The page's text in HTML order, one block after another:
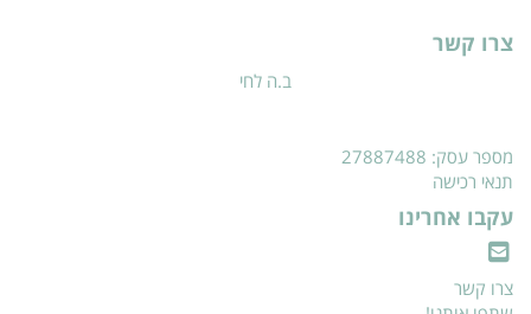
צרו קשר
ב.ה לחי
מספר עסק: 27887488
תנאי רכישה
עקבו אחרינו
צרו קשר